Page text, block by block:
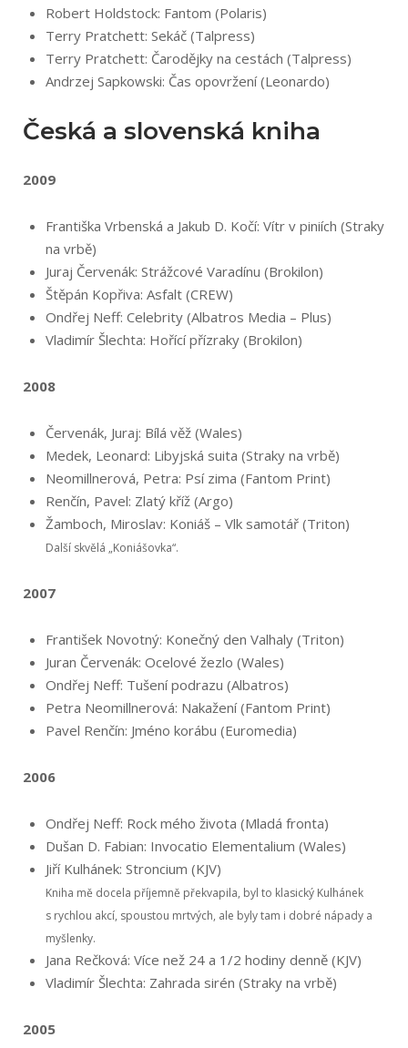
Robert Holdstock: Fantom (Polaris)
Terry Pratchett: Sekáč (Talpress)
Terry Pratchett: Čarodějky na cestách (Talpress)
Andrzej Sapkowski: Čas opovržení (Leonardo)
Česká a slovenská kniha
2009
Františka Vrbenská a Jakub D. Kočí: Vítr v piniích (Straky
na vrbě)
Juraj Červenák: Strážcové Varadínu (Brokilon)
Štěpán Kopřiva: Asfalt (CREW)
Ondřej Neff: Celebrity (Albatros Media – Plus)
Vladimír Šlechta: Hořící přízraky (Brokilon)
2008
Červenák, Juraj: Bílá věž (Wales)
Medek, Leonard: Libyjská suita (Straky na vrbě)
Neomillnerová, Petra: Psí zima (Fantom Print)
Renčín, Pavel: Zlatý kříž (Argo)
Žamboch, Miroslav: Koniáš – Vlk samotář (Triton)
Další skvělá „Koniášovka“.
2007
František Novotný: Konečný den Valhaly (Triton)
Juran Červenák: Ocelové žezlo (Wales)
Ondřej Neff: Tušení podrazu (Albatros)
Petra Neomillnerová: Nakažení (Fantom Print)
Pavel Renčín: Jméno korábu (Euromedia)
2006
Ondřej Neff: Rock mého života (Mladá fronta)
Dušan D. Fabian: Invocatio Elementalium (Wales)
Jiří Kulhánek: Stroncium (KJV)
Kniha mě docela příjemně překvapila, byl to klasický Kulhánek
s rychlou akcí, spoustou mrtvých, ale byly tam i dobré nápady a
myšlenky.
Jana Rečková: Více než 24 a 1/2 hodiny denně (KJV)
Vladimír Šlechta: Zahrada sirén (Straky na vrbě)
2005